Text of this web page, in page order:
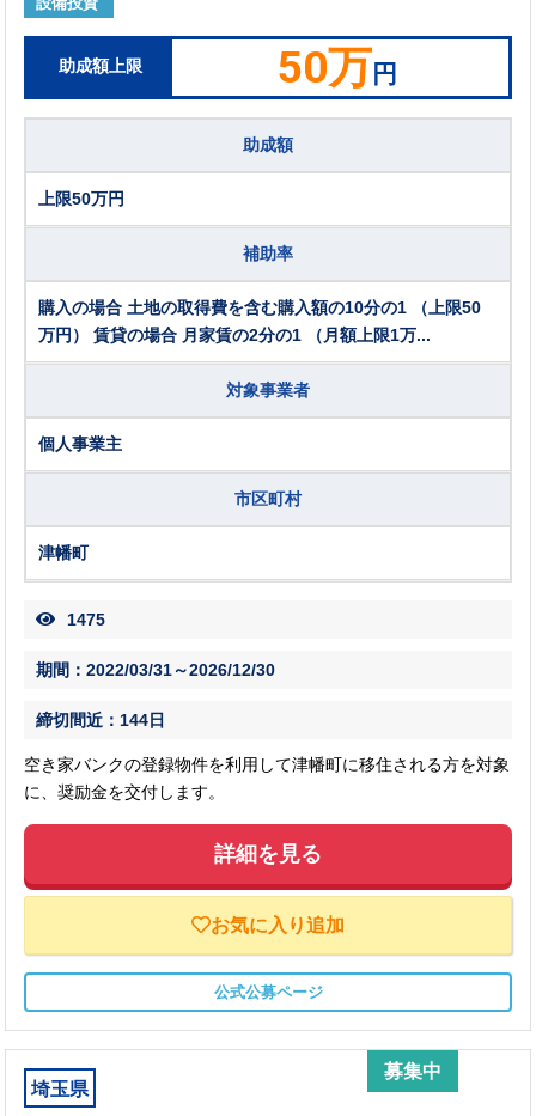
助成額上限 50万円
助成額
上限50万円
補助率
購入の場合 土地の取得費を含む購入額の10分の1 （上限50
万円） 賃貸の場合 月家賃の2分の1 （月額上限1万...
対象事業者
個人事業主
市区町村
津幡町
1475
期間：2022/03/31～2026/12/30
締切間近：144日
空き家バンクの登録物件を利用して津幡町に移住される方を対象
に、奨励金を交付します。
詳細を見る
お気に入り追加
公式公募ページ
募集中
埼玉県